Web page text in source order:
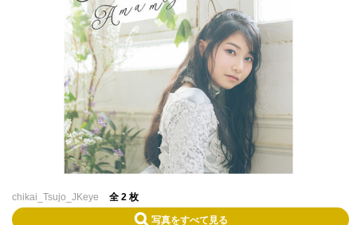
chikai_Tsujo_JKeye 全 2 枚
写真をすべて見る